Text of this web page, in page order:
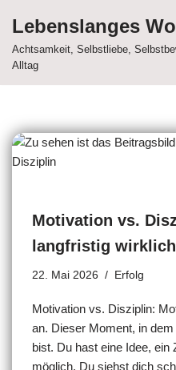
Zum
Inhalt
Lebenslanges
Achtsamkeit, Selbstliebe,
Alltag
Motivation vs.
langfristig
22. Mai 2026 Erfolg
Motivation vs. Disziplin:
an. Dieser Moment, in
bist. Du hast eine Idee, ein
möglich. Du siehst dich